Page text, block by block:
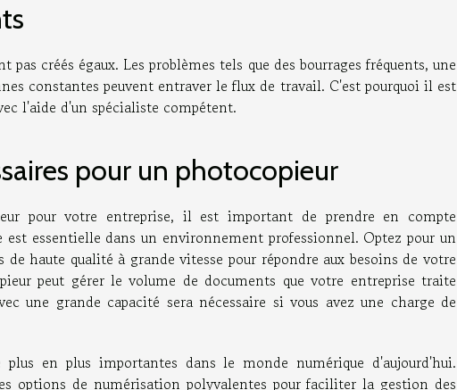
créés égaux. Les problèmes tels que des bourrages fréquents, une
constantes peuvent entraver le flux de travail. C'est pourquoi il est
l'aide d'un spécialiste compétent.
pour un photocopieur
pour votre entreprise, il est important de prendre en compte
est essentielle dans un environnement professionnel. Optez pour un
haute qualité à grande vitesse pour répondre aux besoins de votre
peut gérer le volume de documents que votre entreprise traite
une grande capacité sera nécessaire si vous avez une charge de
en plus importantes dans le monde numérique d'aujourd'hui.
options de numérisation polyvalentes pour faciliter la gestion des